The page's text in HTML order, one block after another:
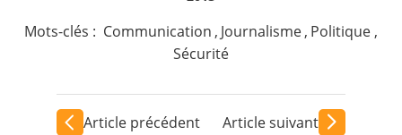
Mots-clés : Communication , Journalisme, Politique ,
Sécurité
Article précédent Article suivant